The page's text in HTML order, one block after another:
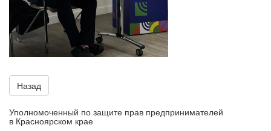
Назад
Уполномоченный по защите прав предпринимателей
в Красноярском крае